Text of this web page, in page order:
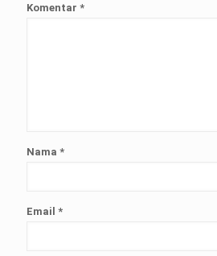
Komentar *
Nama *
Email *